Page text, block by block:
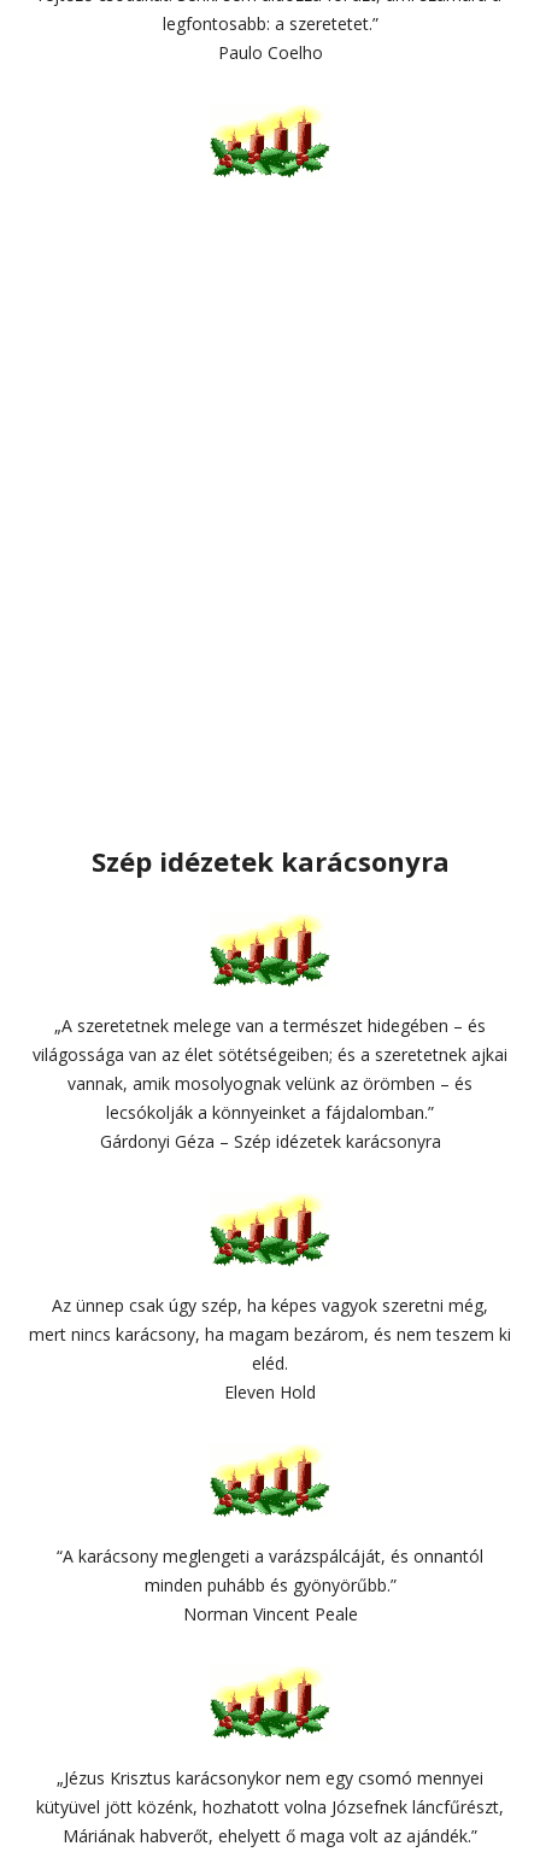
legfontosabb: a szeretetet.”
Paulo Coelho
Szép idézetek karácsonyra
„A szeretetnek melege van a természet hidegében – és
világossága van az élet sötétségeiben; és a szeretetnek ajkai
vannak, amik mosolyognak velünk az örömben – és
lecsókolják a könnyeinket a fájdalomban.”
Gárdonyi Géza – Szép idézetek karácsonyra
Az ünnep csak úgy szép, ha képes vagyok szeretni még,
mert nincs karácsony, ha magam bezárom, és nem teszem ki
eléd.
Eleven Hold
“A karácsony meglengeti a varázspálcáját, és onnantól
minden puhább és gyönyörűbb.”
Norman Vincent Peale
„Jézus Krisztus karácsonykor nem egy csomó mennyei
kütyüvel jött közénk, hozhatott volna Józsefnek láncfűrészt,
Máriának habverőt, ehelyett ő maga volt az ajándék.”